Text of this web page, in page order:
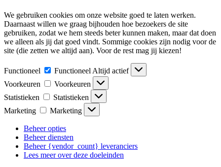
We gebruiken cookies om onze website goed te laten werken.
Daarnaast willen we graag bijhouden hoe bezoekers de site
gebruiken, zodat we hem steeds beter kunnen maken, maar dat doen
we alleen als jij dat goed vindt. Sommige cookies zijn nodig voor de
site (die zetten we altijd aan). Voor de rest mag jij kiezen!
Functioneel Functioneel Altijd actief
Voorkeuren
Voorkeuren
Statistieken
Statistieken
Marketing
Marketing
Beheer opties
Beheer diensten
Beheer {vendor_count} leveranciers
Lees meer over deze doeleinden